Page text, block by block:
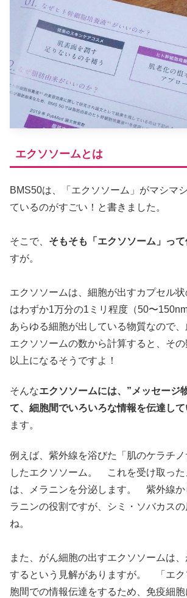
エクソソームとは
BMS50は、「エクソソーム」がマシマ
ているのがすごい！と書きました。
そこで、 そもそも「エクソソーム」って
すが。
エクソソームは、細胞が出すカプセル
はわずか1万分の1ミリ程度（50〜
あらゆる細胞が出している物質なので
エクソソームの数から計算すると、そ
以上になるそうですよ！
そんなエクソソームには、”メッセージ
て、細胞間でいろいろな情報を伝達して
ます。
例えば、紫外線を浴びた「肌のケラチ
したエクソソーム。 これを受け取った
は、メラニンを分泌します。 紫外線か
ラニンの役割ですが、シミ・ソバカス
ね。
また、がん細胞の出すエクソソームは
するという見解がありますが。 「エク
胞間での情報伝達をするため、免疫細